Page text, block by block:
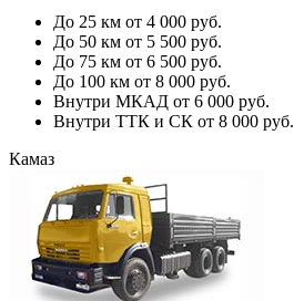
До 25 км от 4 000 руб.
До 50 км от 5 500 руб.
До 75 км от 6 500 руб.
До 100 км от 8 000 руб.
Внутри МКАД от 6 000 руб.
Внутри ТТК и СК от 8 000 руб.
Камаз